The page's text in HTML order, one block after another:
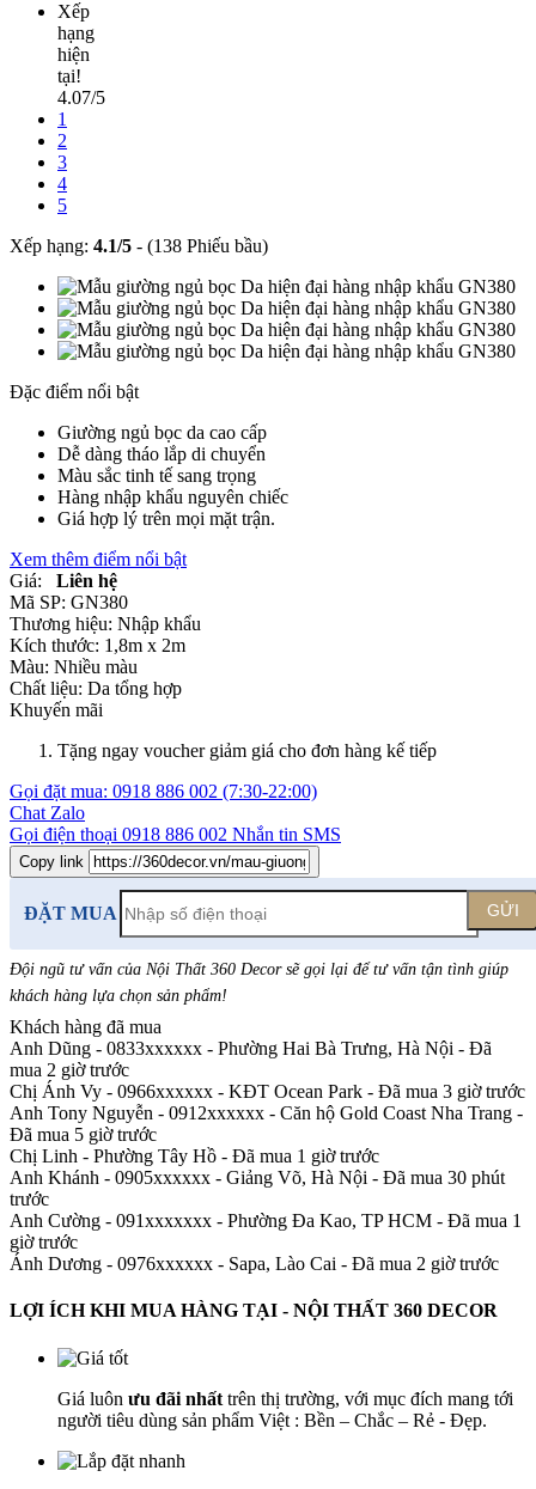
Xếp
hạng
hiện
tại!
4.07/5
1
2
3
4
5
Xếp hạng: 4.1/5 - (138 Phiếu bầu)
Đặc điểm nổi bật
Giường ngủ bọc da cao cấp
Dễ dàng tháo lắp di chuyển
Màu sắc tinh tế sang trọng
Hàng nhập khẩu nguyên chiếc
Giá hợp lý trên mọi mặt trận.
Xem thêm điểm nổi bật
Giá:
Liên hệ
Mã SP: GN380
Thương hiệu: Nhập khẩu
Kích thước: 1,8m x 2m
Màu: Nhiều màu
Chất liệu: Da tổng hợp
Khuyến mãi
Tặng ngay voucher giảm giá cho đơn hàng kế tiếp
Gọi đặt mua: 0918 886 002 (7:30-22:00)
Chat Zalo
Gọi điện thoại 0918 886 002 Nhắn tin SMS
Copy link
ĐẶT MUA GỬI
Đội ngũ tư vấn của Nội Thất 360 Decor sẽ gọi lại để tư vấn tận tình giúp
khách hàng lựa chọn sản phẩm!
Khách hàng đã mua
Anh Dũng - 0833xxxxxx - Phường Hai Bà Trưng, Hà Nội - Đã
mua 2 giờ trước
Chị Ánh Vy - 0966xxxxxx - KĐT Ocean Park - Đã mua 3 giờ trước
Anh Tony Nguyễn - 0912xxxxxx - Căn hộ Gold Coast Nha Trang -
Đã mua 5 giờ trước
Chị Linh - Phường Tây Hồ - Đã mua 1 giờ trước
Anh Khánh - 0905xxxxxx - Giảng Võ, Hà Nội - Đã mua 30 phút
trước
Anh Cường - 091xxxxxxx - Phường Đa Kao, TP HCM - Đã mua 1
giờ trước
Ánh Dương - 0976xxxxxx - Sapa, Lào Cai - Đã mua 2 giờ trước
LỢI ÍCH KHI MUA HÀNG TẠI - NỘI THẤT 360 DECOR
Giá luôn ưu đãi nhất trên thị trường, với mục đích mang tới
người tiêu dùng sản phẩm Việt : Bền – Chắc – Rẻ - Đẹp.